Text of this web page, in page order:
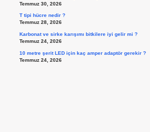
Temmuz 30, 2026
T tipi hücre nedir ?
Temmuz 28, 2026
Karbonat ve sirke karışımı bitkilere iyi gelir mi ?
Temmuz 24, 2026
10 metre şerit LED için kaç amper adaptör gerekir ?
Temmuz 24, 2026